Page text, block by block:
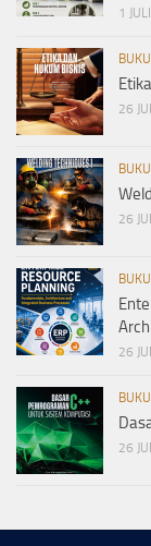
1
26
26
26
26